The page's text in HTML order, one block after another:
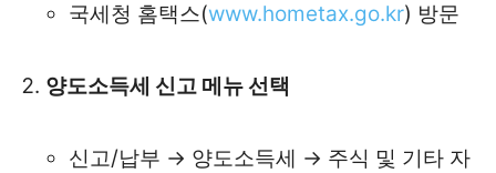
국세청 홈택스(www.hometax.go.kr) 방문
양도소득세 신고 메뉴 선택
신고/납부 → 양도소득세 → 주식 및 기타 자